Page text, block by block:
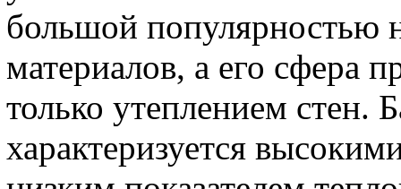
большой популярностью
материалов, а его сфера
только утеплением стен.
характеризуется